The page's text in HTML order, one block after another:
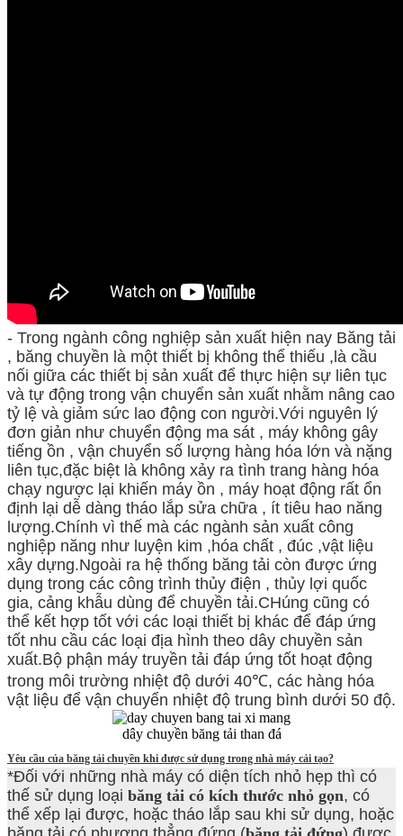
- Trong ngành công nghiệp sản xuất hiện nay Băng tải
, băng chuyền là một thiết bị không thể thiếu ,là cầu
nối giữa các thiết bị sản xuất để thực hiện sự liên tục
và tự động trong vận chuyển sản xuất nhằm nâng cao
tỷ lệ và giảm sức lao động con người.Với nguyên lý
đơn giản như chuyển động ma sát , máy không gây
tiếng ồn , vận chuyển số lượng hàng hóa lớn và nặng
liên tục,đặc biệt là không xảy ra tình trang hàng hóa
chạy ngược lại khiến máy ồn , máy hoạt động rất ổn
định lại dễ dàng tháo lắp sửa chữa , ít tiêu hao năng
lượng.Chính vì thế mà các ngành sản xuất công
nghiệp năng như luyện kim ,hóa chất , đúc ,vật liệu
xây dựng.Ngoài ra hệ thống băng tải còn được ứng
dụng trong các công trình thủy điện , thủy lợi quốc
gia, cảng khẫu dùng để chuyền tải.CHúng cũng có
thể kết hợp tốt với các loại thiết bị khác để đáp ứng
tốt nhu cầu các loại địa hình theo dây chuyền sản
xuất.Bộ phận máy truyền tải đáp ứng tốt hoạt động
trong môi trường nhiệt độ dưới 40℃, các hàng hóa
vật liệu để vận chuyển nhiệt độ trung bình dưới 50 độ.
dây chuyền băng tải than đá
Yêu cầu của băng tải chuyền khi được sử dụng trong nhà máy cải tạo?
*Đối với những nhà máy có diện tích nhỏ hẹp thì có
thế sử dụng loại băng tải có kích thước nhỏ gọn, có
thể xếp lại được, hoặc tháo lắp sau khi sử dụng, hoặc